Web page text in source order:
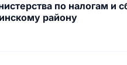
по налогам и
району